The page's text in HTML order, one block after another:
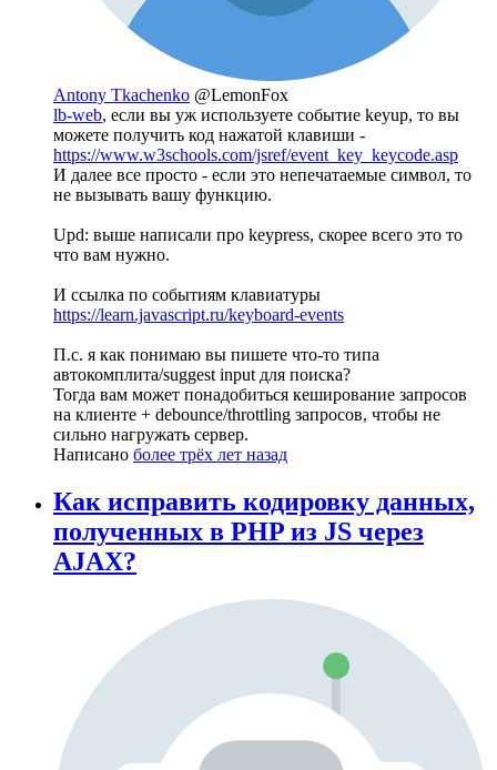
Antony Tkachenko @LemonFox
lb-web, если вы уж используете событие keyup, то вы
можете получить код нажатой клавиши -
https://www.w3schools.com/jsref/event_key_keycode.asp
И далее все просто - если это непечатаемые символ, то
не вызывать вашу функцию.
Upd: выше написали про keypress, скорее всего это то
что вам нужно.
И ссылка по событиям клавиатуры
https://learn.javascript.ru/keyboard-events
П.с. я как понимаю вы пишете что-то типа
автокомплита/suggest input для поиска?
Тогда вам может понадобиться кеширование запросов
на клиенте + debounce/throttling запросов, чтобы не
сильно нагружать сервер.
Написано более трёх лет назад
Как исправить кодировку данных,
полученных в PHP из JS через
AJAX?